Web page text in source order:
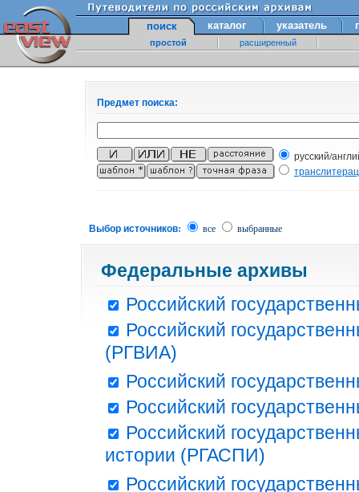
поиск каталог указатель
простой расширенный
Предмет поиска:
русский/
Выбор источников: все выбранные
Федеральные архивы
Российский
Российский
(РГВИА)
Российский
Российский
Российский
истории (РГАСПИ)
Российский